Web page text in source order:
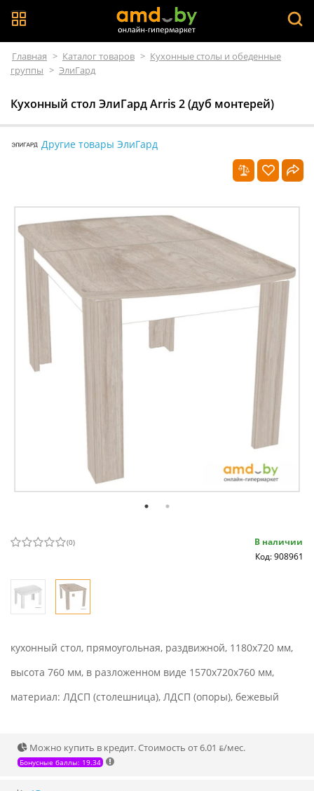
Главная > Каталог товаров > Кухонные столы и обеденные
группы > ЭлиГард
Кухонный стол ЭлиГард Arris 2 (дуб монтерей)
Другие товары ЭлиГард
(0)
В наличии
Код: 908961
кухонный стол, прямоугольная, раздвижной, 1180x720 мм,
высота 760 мм, в разложенном виде 1570x720x760 мм,
материал: ЛДСП (столешница), ЛДСП (опоры), бежевый
Можно купить в кредит. Стоимость от 6.01 ƃ/мec.
Бонусные баллы: 19.34